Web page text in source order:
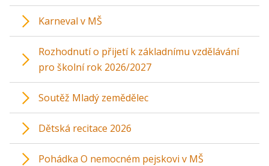
Karneval v MŠ
Rozhodnutí o přijetí k základnímu vzdělávání
pro školní rok 2026/2027
Soutěž Mladý zemědělec
Dětská recitace 2026
Pohádka O nemocném pejskovi v MŠ